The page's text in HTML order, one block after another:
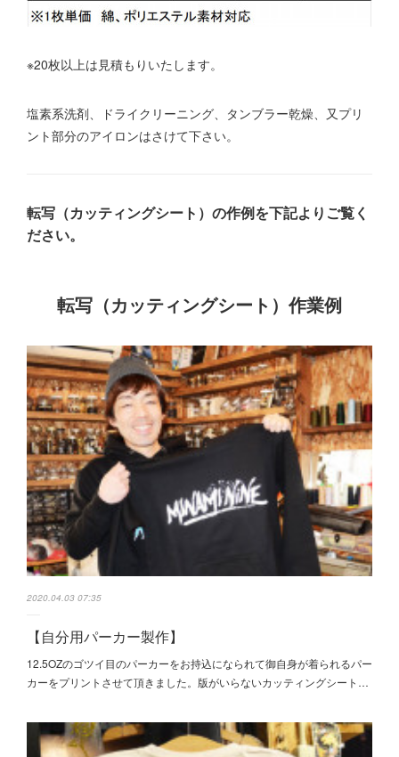
※20枚以上は見積もりいたします。
塩素系洗剤、ドライクリーニング、タンブラー乾燥、又プリ
ント部分のアイロンはさけて下さい。
転写（カッティングシート）の作例を下記よりご覧く
ださい。
転写（カッティングシート）作業例
2020.04.03 07:35
【自分用パーカー製作】
12.5OZのゴツイ目のパーカーをお持込になられて御自身が着られるパー
カーをプリントさせて頂きました。版がいらないカッティングシート…